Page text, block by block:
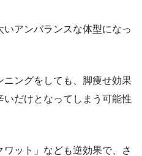
アンバランスな体型になっ
ングをしても、脚痩せ効果
だけとなってしまう可能性
ット」なども逆効果で、さ